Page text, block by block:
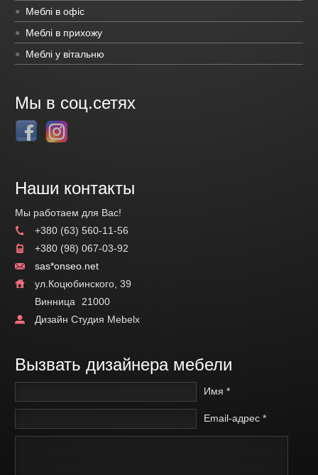
Меблі в офіс
Меблі в прихожу
Меблі у вітальню
Мы в соц.сетях
Наши контакты
Мы работаем для Вас!
+380 (63) 560-11-56
+380 (98) 067-03-92
sas*onseo.net
ул.Коцюбинского, 39
Винница
21000
Дизайн Студия Mebelx
Вызвать дизайнера мебели
Имя *
Email-адрес *